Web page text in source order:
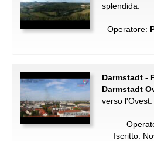
splendida.
Operatore:
Darmstadt -
Darmstadt
verso l'Ovest.
Iscritto: